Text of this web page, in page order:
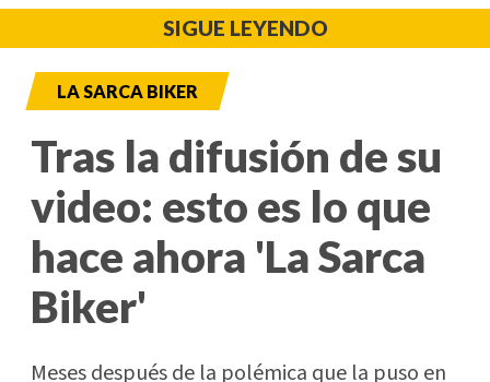
SIGUE LEYENDO
LA SARCA BIKER
Tras la difusión de su
video: esto es lo que
hace ahora 'La Sarca
Biker'
Meses después de la polémica que la puso en